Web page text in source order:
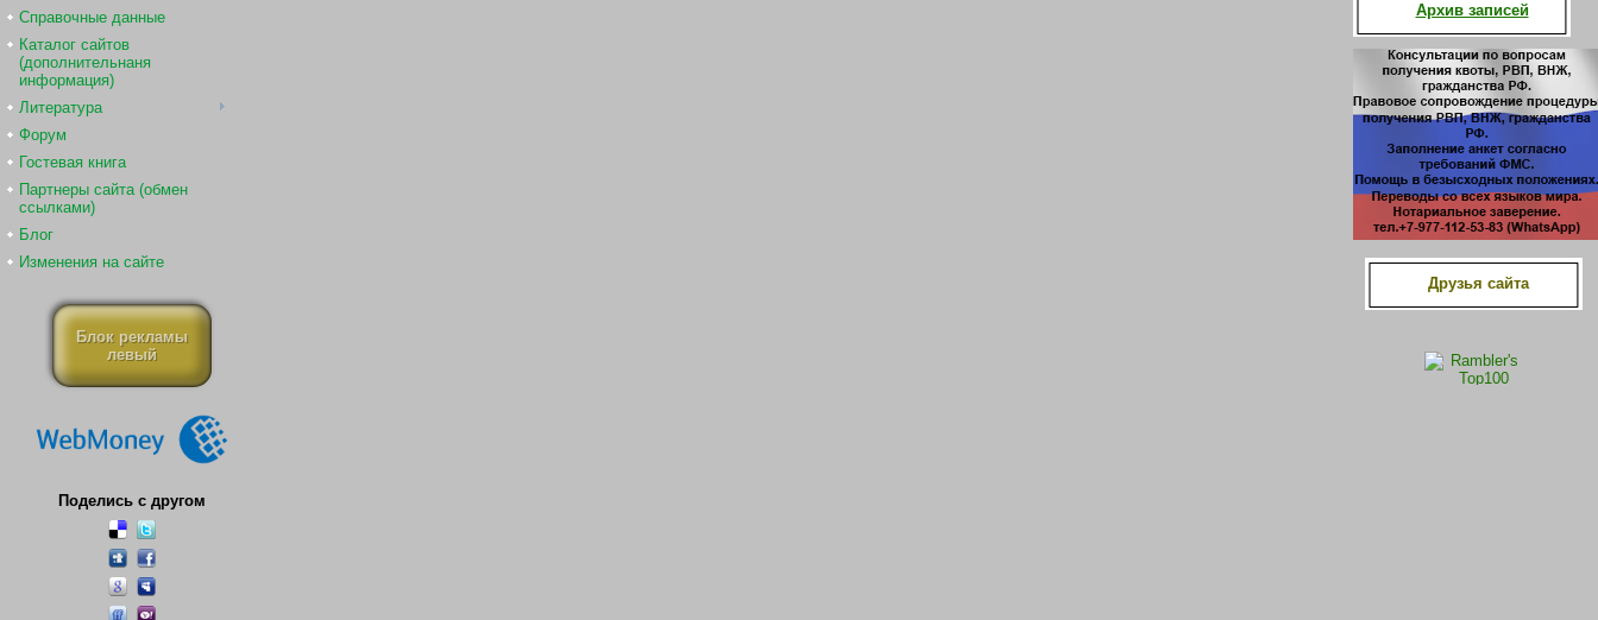
Справочные данные
Каталог сайтов
(дополнительнаня
информация)
Литература
Форум
Гостевая книга
Партнеры сайта (обмен
ссылками)
Блог
Изменения на сайте
Блок рекламы
левый
Поделись с другом
Архив записей
Друзья сайта